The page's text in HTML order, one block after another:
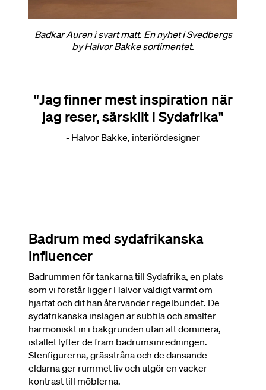
Badkar Auren i svart matt. En nyhet i Svedbergs
by Halvor Bakke sortimentet.
"Jag finner mest inspiration när
jag reser, särskilt i Sydafrika"
- Halvor Bakke, interiördesigner
Badrum med sydafrikanska
influencer
Badrummen för tankarna till Sydafrika, en plats
som vi förstår ligger Halvor väldigt varmt om
hjärtat och dit han återvänder regelbundet. De
sydafrikanska inslagen är subtila och smälter
harmoniskt in i bakgrunden utan att dominera,
istället lyfter de fram badrumsinredningen.
Stenfigurerna, grässtråna och de dansande
eldarna ger rummet liv och utgör en vacker
kontrast till möblerna.